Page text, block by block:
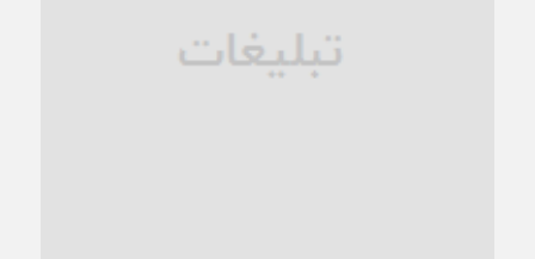
ترجیح عقلانیت ایرانی بر دیدگاه‌های آخرالزمانی